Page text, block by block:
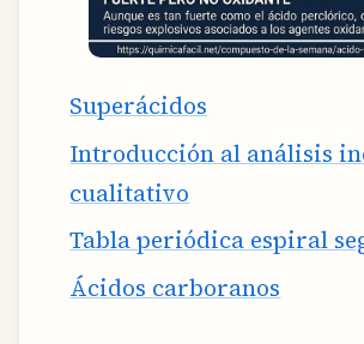
Superácidos
Introducción al análisis
cualitativo
Tabla periódica espiral
Ácidos carboranos